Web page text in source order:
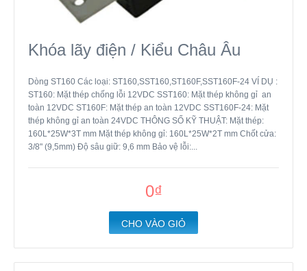
Khóa lãy điện / Kiểu Châu Âu
Dòng ST160 Các loại: ST160,SST160,ST160F,SST160F-24 VÍ DỤ :
ST160: Mặt thép chống lỗi 12VDC SST160: Mặt thép không gỉ an
toàn 12VDC ST160F: Mặt thép an toàn 12VDC SST160F-24: Mặt
thép không gỉ an toàn 24VDC THÔNG SỐ KỸ THUẬT: Mặt thép:
160L*25W*3T mm Mặt thép không gỉ: 160L*25W*2T mm Chốt cửa:
3/8" (9,5mm) Độ sâu giữ: 9,6 mm Bảo vệ lỗi:...
0₫
CHO VÀO GIỎ